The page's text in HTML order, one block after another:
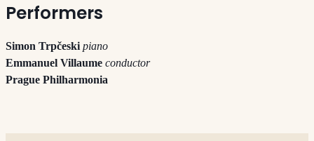
Performers
Simon Trpčeski piano
Emmanuel Villaume conductor
Prague Philharmonia